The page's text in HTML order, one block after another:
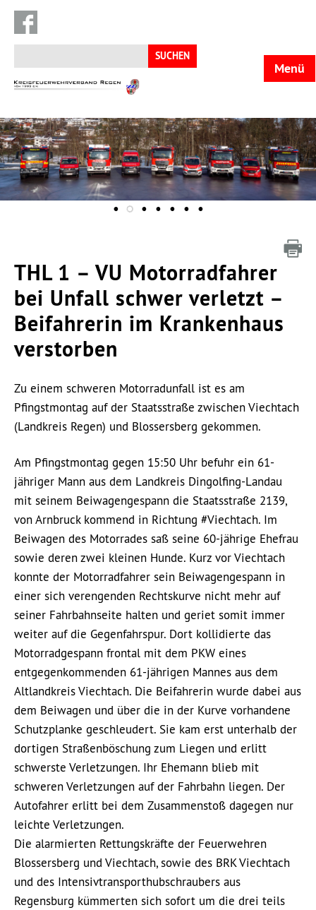
Suchen
nach:
KFV
Menü
THL 1 – VU Motorradfahrer
bei Unfall schwer verletzt –
Beifahrerin im Krankenhaus
verstorben
Zu einem schweren Motorradunfall ist es am
Pfingstmontag auf der Staatsstraße zwischen Viechtach
(Landkreis Regen) und Blossersberg gekommen.
Am Pfingstmontag gegen 15:50 Uhr befuhr ein 61-
jähriger Mann aus dem Landkreis Dingolfing-Landau
mit seinem Beiwagengespann die Staatsstraße 2139,
von Arnbruck kommend in Richtung #Viechtach. Im
Beiwagen des Motorrades saß seine 60-jährige Ehefrau
sowie deren zwei kleinen Hunde. Kurz vor Viechtach
konnte der Motorradfahrer sein Beiwagengespann in
einer sich verengenden Rechtskurve nicht mehr auf
seiner Fahrbahnseite halten und geriet somit immer
weiter auf die Gegenfahrspur. Dort kollidierte das
Motorradgespann frontal mit dem PKW eines
entgegenkommenden 61-jährigen Mannes aus dem
Altlandkreis Viechtach. Die Beifahrerin wurde dabei aus
dem Beiwagen und über die in der Kurve vorhandene
Schutzplanke geschleudert. Sie kam erst unterhalb der
dortigen Straßenböschung zum Liegen und erlitt
schwerste Verletzungen. Ihr Ehemann blieb mit
schweren Verletzungen auf der Fahrbahn liegen. Der
Autofahrer erlitt bei dem Zusammenstoß dagegen nur
leichte Verletzungen.
Die alarmierten Rettungskräfte der Feuerwehren
Blossersberg und Viechtach, sowie des BRK Viechtach
und des Intensivtransporthubschraubers aus
Regensburg kümmerten sich sofort um die drei teils